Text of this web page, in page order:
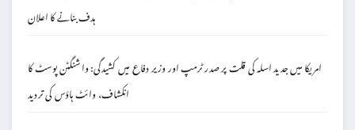
ہدف بنانے کا اعلان
امریکا میں جدید اسلہ کی قلت پر صدر ٹرمپ اور وزیر دفاع میں کشیدگی: واشنگٹن پوسٹ کا
انکشاف، وائٹ ہاؤس کی تردید